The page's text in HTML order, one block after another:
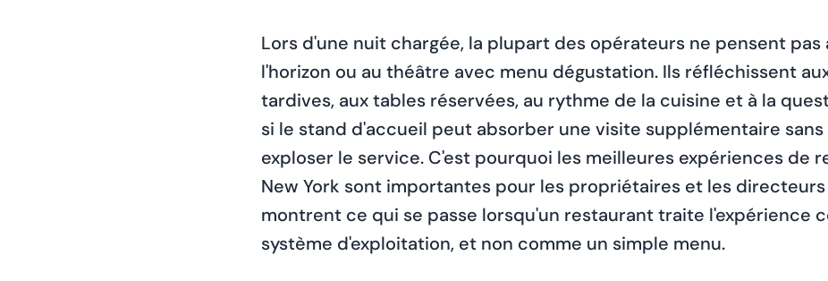
Lors d'une nuit chargée, la plupart des opérateurs ne pensent pas
l'horizon ou au théâtre avec menu dégustation. Ils réfléchissent
tardives, aux tables réservées, au rythme de la cuisine et à la
si le stand d'accueil peut absorber une visite supplémentaire sans
exploser le service. C'est pourquoi les meilleures expériences de
New York sont importantes pour les propriétaires et les directeurs
montrent ce qui se passe lorsqu'un restaurant traite l'expérience
système d'exploitation, et non comme un simple menu.